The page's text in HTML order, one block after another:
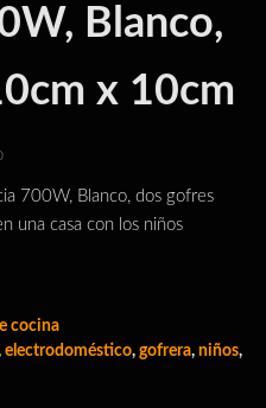
Blanco,
x 10cm
700W, Blanco, dos gofres
una casa con los niños
cocina
electrodoméstico, gofrera, niños,